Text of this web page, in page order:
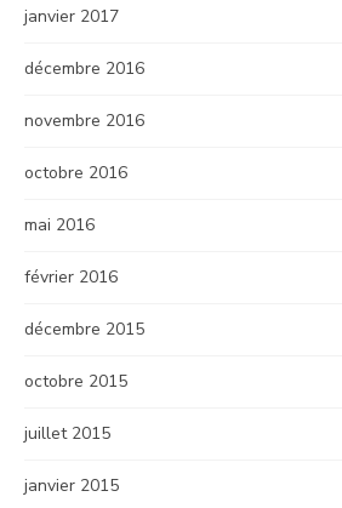
janvier 2017
décembre 2016
novembre 2016
octobre 2016
mai 2016
février 2016
décembre 2015
octobre 2015
juillet 2015
janvier 2015